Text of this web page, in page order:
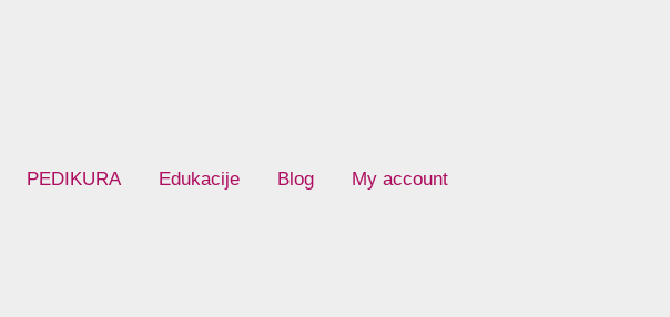
PEDIKURA Edukacije Blog My account